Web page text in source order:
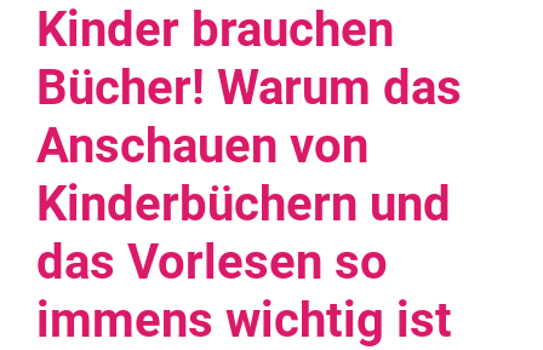
Kinder brauchen
Bücher! Warum das
Anschauen von
Kinderbüchern und
das Vorlesen so
immens wichtig ist